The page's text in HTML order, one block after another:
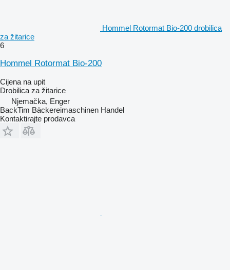
Hommel Rotormat Bio-200 drobilica
za žitarice
6
Hommel Rotormat Bio-200
Cijena na upit
Drobilica za žitarice
Njemačka, Enger
BackTim Bäckereimaschinen Handel
Kontaktirajte prodavca